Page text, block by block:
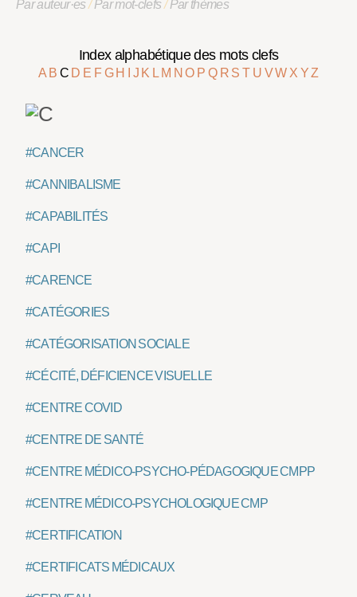
Par auteur·es/Par mot-clefs/Par thèmes
Index alphabétique des mots clefs
A B C D E F G H J K L M NO P Q R ST U VW X YZ
#CANCER
#CANNIBALISME
#CAPABILITÉS
#CAPI
#CARENCE
#CATÉGORIES
#CATÉGORISATION SOCIALE
#CÉCITÉ, DÉFICIENCE VISUELLE
#CENTRE COVID
#CENTRE DE SANTÉ
#CENTRE MÉDICO-PSYCHO-PÉDAGOGIQUE CMPP
#CENTRE MÉDICO-PSYCHOLOGIQUE CMP
#CERTIFICATION
#CERTIFICATS MÉDICAUX